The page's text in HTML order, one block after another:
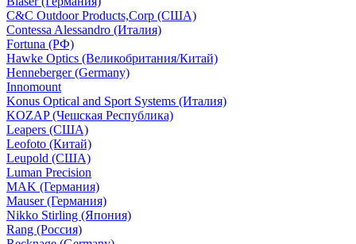
C&C Outdoor Products,Corp (США)
Contessa Alessandro (Италия)
Fortuna (РФ)
Hawke Optics (Великобритания/Китай)
Henneberger (Germany)
Innomount
Konus Optical and Sport Systems (Италия)
KOZAP (Чешская Республика)
Leapers (США)
Leofoto (Китай)
Leupold (США)
Luman Precision
MAK (Германия)
Mauser (Германия)
Nikko Stirling (Япония)
Rang (Россия)